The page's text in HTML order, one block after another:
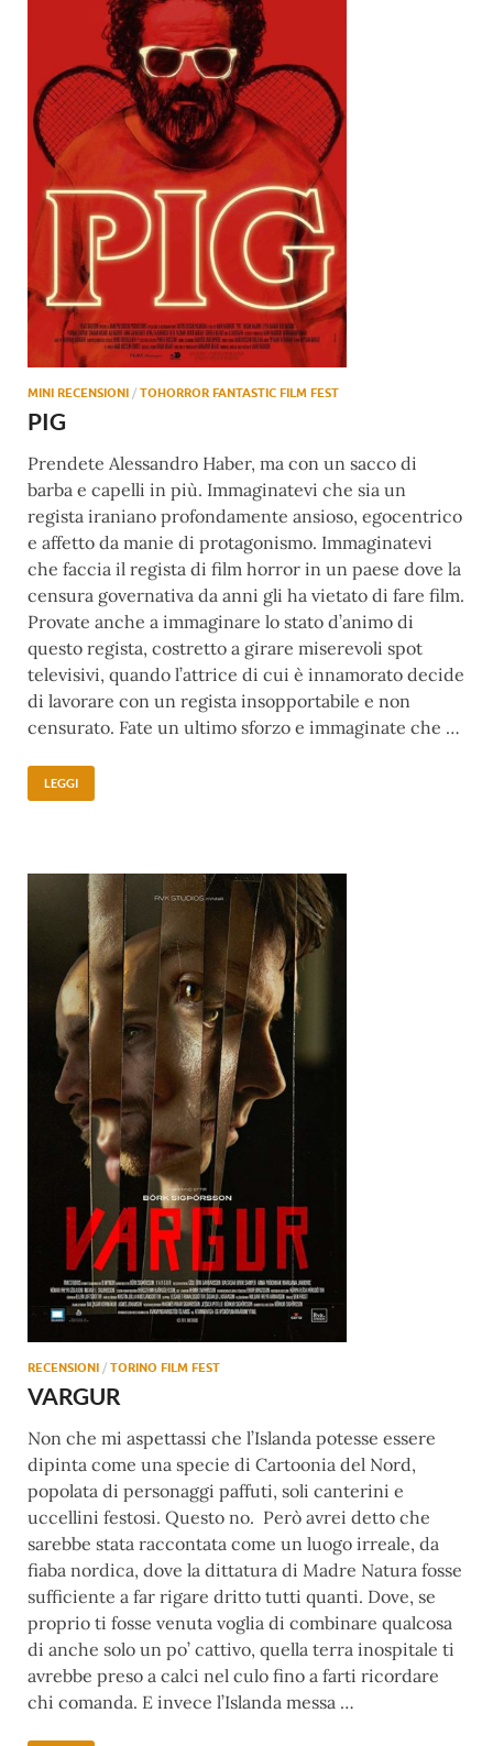
MINI RECENSIONI / TOHORROR FANTASTIC FILM FEST
PIG
Prendete Alessandro Haber, ma con un sacco di
barba e capelli in più. Immaginatevi che sia un
regista iraniano profondamente ansioso, egocentrico
e affetto da manie di protagonismo. Immaginatevi
che faccia il regista di film horror in un paese dove la
censura governativa da anni gli ha vietato di fare film.
Provate anche a immaginare lo stato d’animo di
questo regista, costretto a girare miserevoli spot
televisivi, quando l’attrice di cui è innamorato decide
di lavorare con un regista insopportabile e non
censurato. Fate un ultimo sforzo e immaginate che …
LEGGI
RECENSIONI / TORINO FILM FEST
VARGUR
Non che mi aspettassi che l’Islanda potesse essere
dipinta come una specie di Cartoonia del Nord,
popolata di personaggi paffuti, soli canterini e
uccellini festosi. Questo no. Però avrei detto che
sarebbe stata raccontata come un luogo irreale, da
fiaba nordica, dove la dittatura di Madre Natura fosse
sufficiente a far rigare dritto tutti quanti. Dove, se
proprio ti fosse venuta voglia di combinare qualcosa
di anche solo un po’ cattivo, quella terra inospitale ti
avrebbe preso a calci nel culo fino a farti ricordare
chi comanda. E invece l’Islanda messa …